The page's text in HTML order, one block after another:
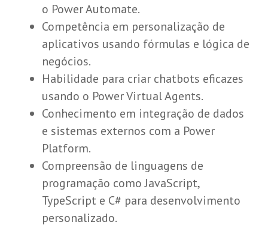
o Power Automate.
Competência em personalização de
aplicativos usando fórmulas e lógica de
negócios.
Habilidade para criar chatbots eficazes
usando o Power Virtual Agents.
Conhecimento em integração de dados
e sistemas externos com a Power
Platform.
Compreensão de linguagens de
programação como JavaScript,
TypeScript e C# para desenvolvimento
personalizado.